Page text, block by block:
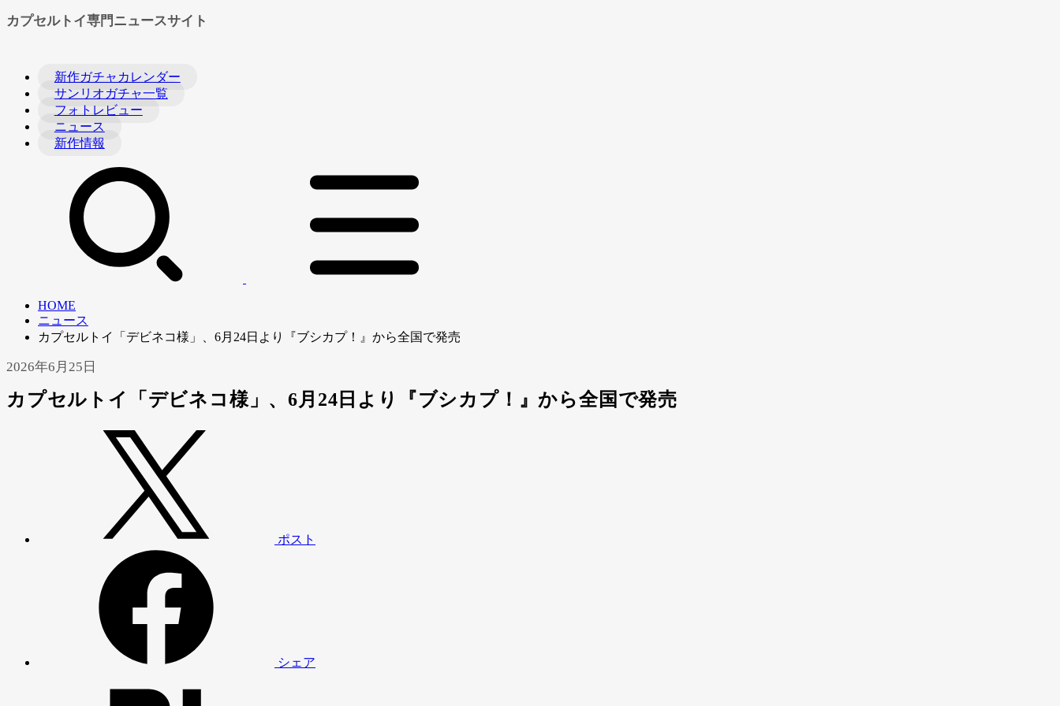
カプセルトイ専門ニュースサイト
新作ガチャカレンダー
サンリオガチャ一覧
フォトレビュー
ニュース
新作情報
HOME
ニュース
カプセルトイ「デビネコ様」、6月24日より『ブシカプ！』から全国で発売
2026年6月25日
カプセルトイ「デビネコ様」、6月24日より『ブシカプ！』から全国で発売
ポスト
シェア